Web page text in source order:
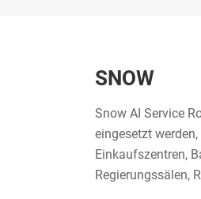
SNOW
Snow AI Service
eingesetzt
Einkaufszentren,
Regierungssälen,